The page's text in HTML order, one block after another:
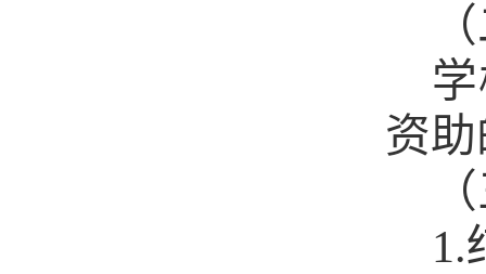
资
1.